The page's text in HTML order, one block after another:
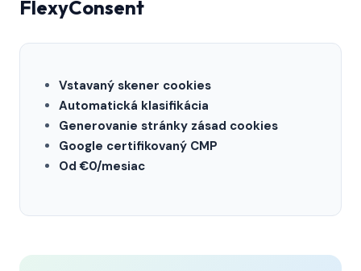
FlexyConsent
Vstavaný skener cookies
Automatická klasifikácia
Generovanie stránky zásad cookies
Google certifikovaný CMP
Od €0/mesiac